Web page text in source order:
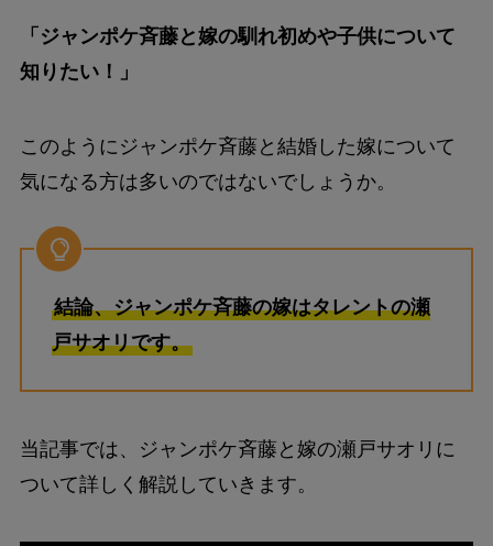
「ジャンポケ斉藤と嫁の馴れ初めや子供について
知りたい！」
このようにジャンポケ斉藤と結婚した嫁について
気になる方は多いのではないでしょうか。
結論、ジャンポケ斉藤の嫁はタレントの瀬
戸サオリです。
当記事では、ジャンポケ斉藤と嫁の瀬戸サオリに
ついて詳しく解説していきます。